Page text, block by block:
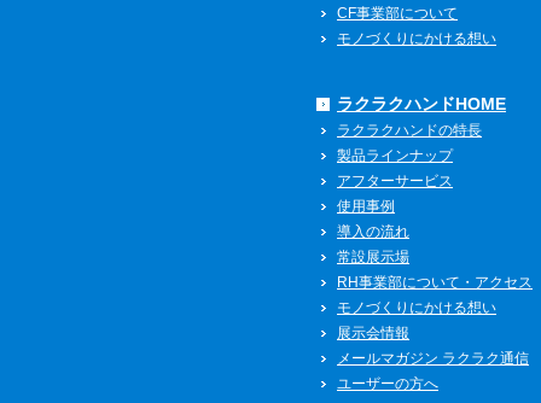
CF事業部について
モノづくりにかける想い
ラクラクハンドHOME
ラクラクハンドの特長
製品ラインナップ
アフターサービス
使用事例
導入の流れ
常設展示場
RH事業部について・アクセス
モノづくりにかける想い
展示会情報
メールマガジン ラクラク通信
ユーザーの方へ